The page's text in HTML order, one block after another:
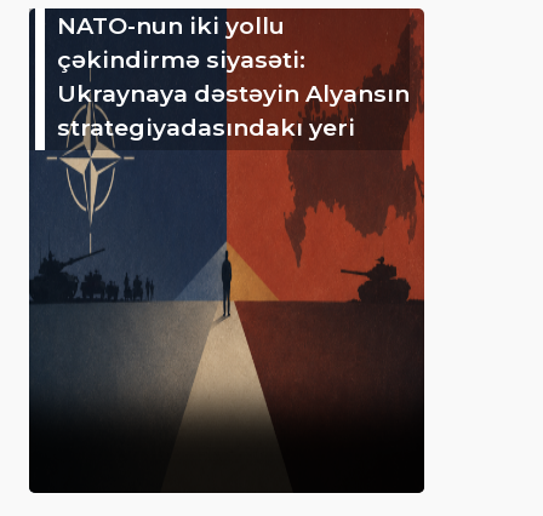
NATO-nun iki yollu
çəkindirmə siyasəti:
Ukraynaya dəstəyin Alyansın
strategiyadasındakı yeri